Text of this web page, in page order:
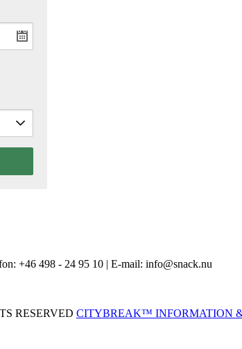
+46 498 - 24 95 10 | E-mail: info@snack.nu
RESERVED CITYBREAK™ INFORMATION